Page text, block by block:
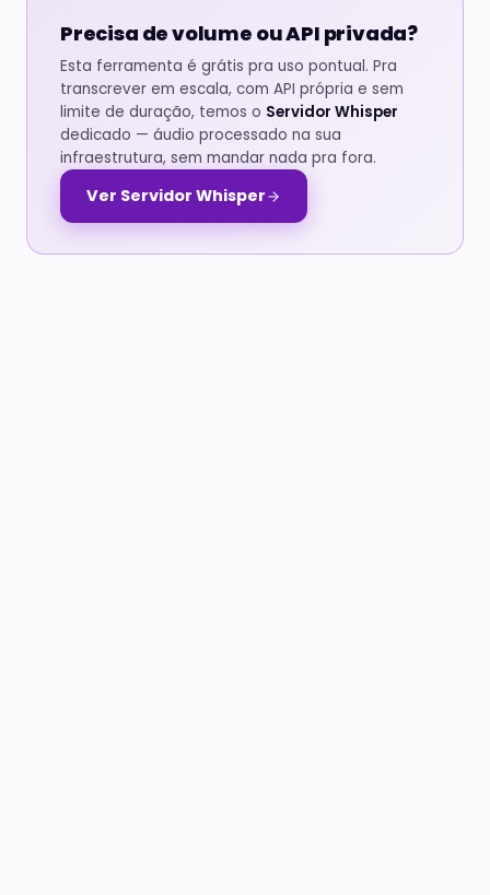
Precisa de volume ou API privada?
Esta ferramenta é grátis pra uso pontual. Pra
transcrever em escala, com API própria e sem
limite de duração, temos o Servidor Whisper
dedicado — áudio processado na sua
infraestrutura, sem mandar nada pra fora.
Ver Servidor Whisper